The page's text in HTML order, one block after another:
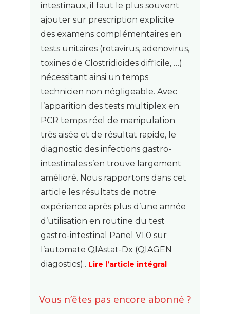
intestinaux, il faut le plus souvent
ajouter sur prescription explicite
des examens complémentaires en
tests unitaires (rotavirus, adenovirus,
toxines de Clostridioides difficile, …)
nécessitant ainsi un temps
technicien non négligeable. Avec
l’apparition des tests multiplex en
PCR temps réel de manipulation
très aisée et de résultat rapide, le
diagnostic des infections gastro-
intestinales s’en trouve largement
amélioré. Nous rapportons dans cet
article les résultats de notre
expérience après plus d’une année
d’utilisation en routine du test
gastro-intestinal Panel V1.0 sur
l’automate QIAstat-Dx (QIAGEN
diagostics).. Lire l’article intégral
Vous n’êtes pas encore abonné ?